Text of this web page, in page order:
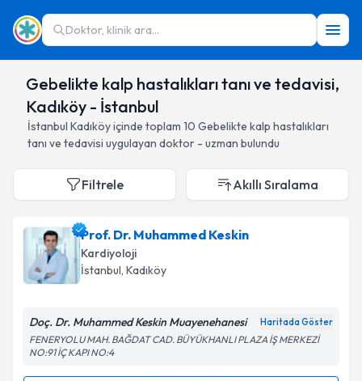
Doktor, klinik ara...
Gebelikte kalp hastalıkları tanı ve tedavisi,
Kadıköy - İstanbul
İstanbul Kadıköyiçinde toplam 10 Gebelikte kalp hastalıkları
tanı ve tedavisi uygulayan doktor - uzman bulundu
Filtrele Akıllı Sıralama
Prof. Dr. Muhammed Keskin
Kardiyoloji
İstanbul, Kadıköy
Doç. Dr. Muhammed Keskin Muayenehanesi Haritada Göster
FENERYOLU MAH. BAĞDAT CAD. BÜYÜKHANLI PLAZA İŞ MERKEZİ
NO:91 İÇ KAPI NO:4